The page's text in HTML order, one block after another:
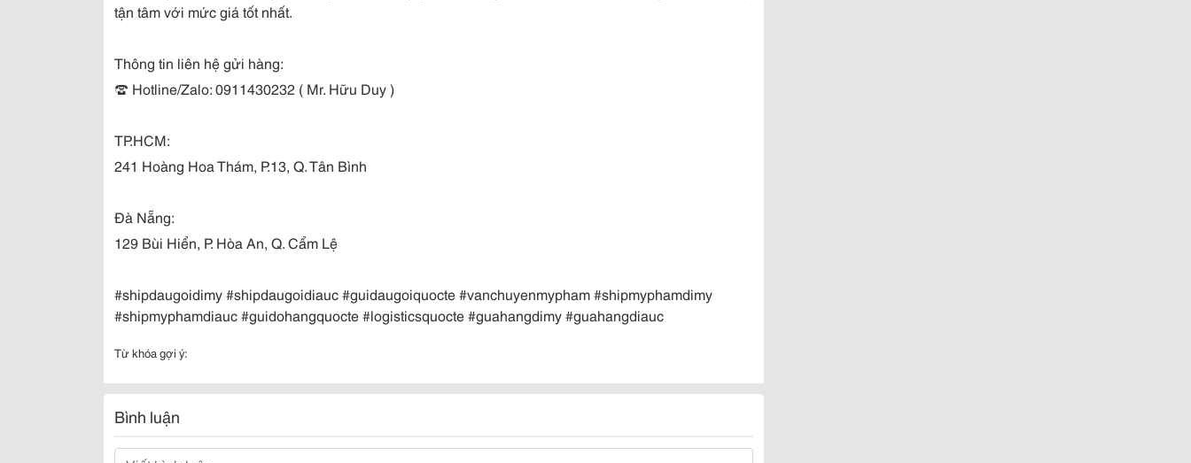
tận tâm với mức giá tốt nhất.
Thông tin liên hệ gửi hàng:
☎ Hotline/Zalo: 0911430232 ( Mr. Hữu Duy )
TP.HCM:
241 Hoàng Hoa Thám, P.13, Q. Tân Bình
Đà Nẵng:
129 Bùi Hiển, P. Hòa An, Q. Cẩm Lệ
#shipdaugoidimy #shipdaugoidiauc #guidaugoiquocte #vanchuyenmypham #shipmyphamdimy
#shipmyphamdiauc #guidohangquocte #logisticsquocte #guahangdimy #guahangdiauc
Từ khóa gợi ý:
Bình luận